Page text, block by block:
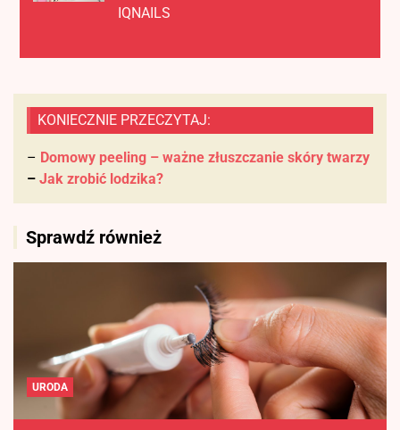
IQNAILS
KONIECZNIE PRZECZYTAJ:
– Domowy peeling – ważne złuszczanie skóry twarzy
– Jak zrobić lodzika?
Sprawdź również
URODA